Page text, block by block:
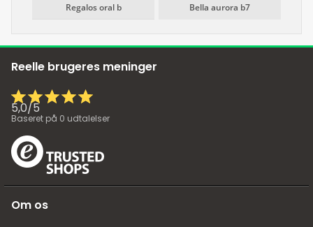
Regalos oral b Bella aurora b7
Reelle brugeres meninger
5,0/5
Baseret på 0 udtalelser
Om os